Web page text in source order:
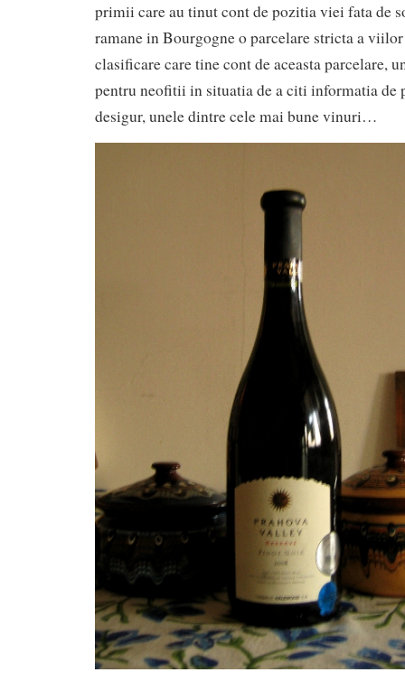
primii care au tinut cont de pozitia viei fata de
ramane in Bourgogne o parcelare stricta a
clasificare care tine cont de aceasta parcelare,
pentru neofitii in situatia de a citi informatia de
desigur, unele dintre cele mai bune vinuri…